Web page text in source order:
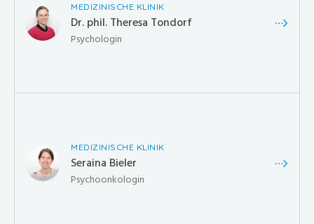
MEDIZINISCHE KLINIK
Dr. phil. Theresa Tondorf
Psychologin
MEDIZINISCHE KLINIK
Seraina Bieler
Psychoonkologin